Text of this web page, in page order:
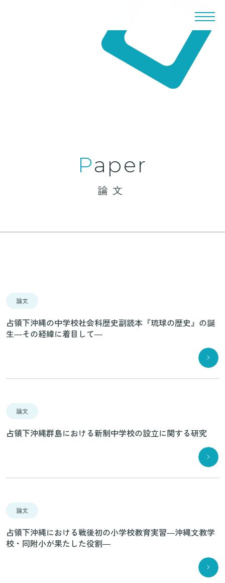
paper
論文
論文
占領下沖縄の中学校社会科歴史副読本『琉球の歴史』の誕
生―その経緯に着目して―
論文
占領下沖縄群島における新制中学校の設立に関する研究
論文
占領下沖縄における戦後初の小学校教育実習―沖縄文教学
校・同附小が果たした役割―